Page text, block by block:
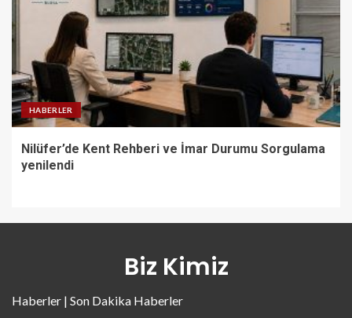
HABERLER
Nilüfer’de Kent Rehberi ve İmar Durumu Sorgulama
yenilendi
Biz Kimiz
Haberler | Son Dakika Haberler